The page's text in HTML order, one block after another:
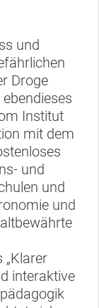
und
Droge
Institut
mit dem
und
und
und
interaktive